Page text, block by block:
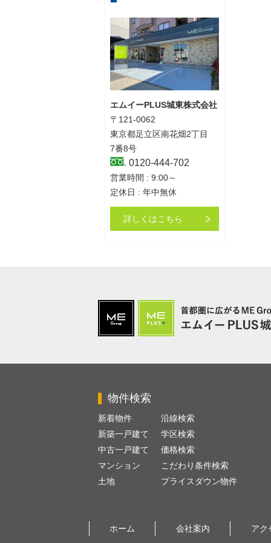
エムイーPLUS城東株式会社
〒121-0062
東京都足立区南花畑2丁目
7番8号
0120-444-702
営業時間 : 9:00～
定休日 : 年中無休
詳しくはこちら
物件検索
新着物件
新築一戸建て
中古一戸建て
マンション
土地
沿線検索
学区検索
価格検索
こだわり条件検索
プライスダウン物件
ホーム 会社案内 アク